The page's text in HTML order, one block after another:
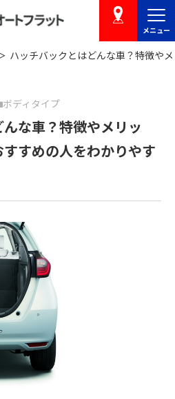
店舗を探す
メニュー
ハッチバックとはどんな車？特徴や
ボディタイプ
な車？特徴やメリッ
すめの人をわかりやす